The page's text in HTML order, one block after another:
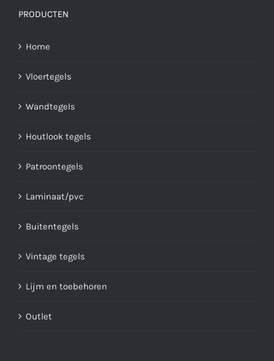
PRODUCTEN
Home
Vloertegels
Wandtegels
Houtlook tegels
Patroontegels
Laminaat/pvc
Buitentegels
Vintage tegels
Lijm en toebehoren
Outlet